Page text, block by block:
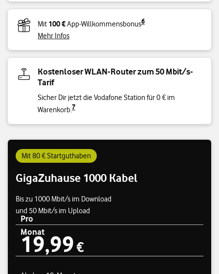
Mit 100 €App-Willkommensbonus6
Mehr Infos
Kostenloser WLAN-Router zum 50 Mbit/s-
Tarif
Sicher Dir jetzt die Vodafone Station für 0 € im
Warenkorb.7
Mit 80 € Startguthaben
GigaZuhause 1000 Kabel
Bis zu 1000 Mbit/s im Download
und 50 Mbit/s im Upload
Preisübersicht
Pro
Monat
19,99 €
19,99 €